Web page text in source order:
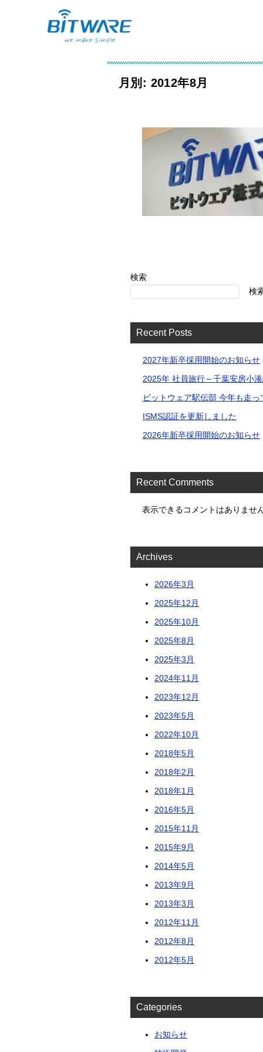
月別: 2012年8月
検索
検
Recent Posts
2027年新卒採用開始のお知らせ
2025年 社員旅行～千葉安房⼩湊
ビットウェア駅伝部 今年も走っ
ISMS認証を更新しました
2026年新卒採用開始のお知らせ
Recent Comments
表示できるコメントはありません
Archives
2026年3月
2025年12月
2025年10月
2025年8月
2025年3月
2024年11月
2023年12月
2023年5月
2022年10月
2018年5月
2018年2月
2018年1月
2016年5月
2015年11月
2015年9月
2014年5月
2013年9月
2013年3月
2012年11月
2012年8月
2012年5月
Categories
お知らせ